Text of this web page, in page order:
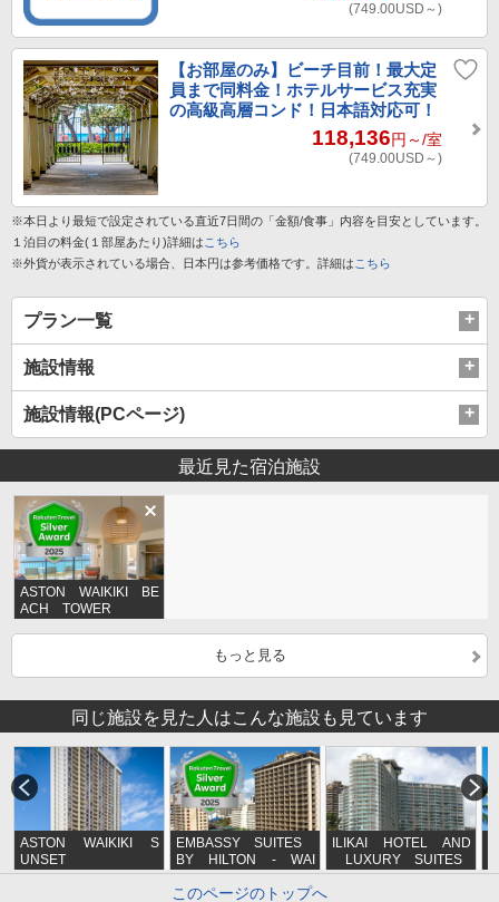
(749.00USD～)
【お部屋のみ】ビーチ目前！最大定
員まで同料金！ホテルサービス充実
の高級高層コンド！日本語対応可！
118,136円～/室
(749.00USD～)
※本日より最短で設定されている直近7日間の「金額/食事」内容を目安としています。
１泊目の料金(１部屋あたり)詳細は こちら
※外貨が表示されている場合、日本円は参考価格です。詳細は こちら
プラン一覧
施設情報
施設情報(PCページ)
最近見た宿泊施設
ASTON WAIKIKI BE
ACH TOWER
もっと見る
同じ施設を見た人はこんな施設も見ています
ASTON WAIKIKI S
UNSET
EMBASSY SUITES
BY HILTON - WAI
KIKI BEACH WALK
ILIKAI HOTEL AND
LUXURY SUITES
このページのトップへ